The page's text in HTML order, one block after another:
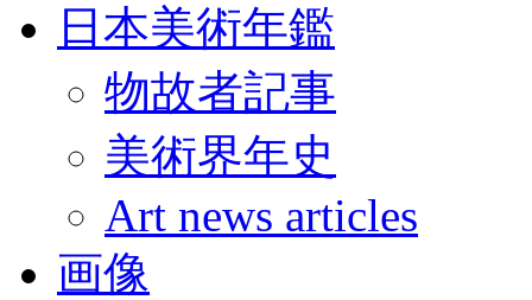
日本美術年鑑
物故者記事
美術界年史
Art news articles
画像